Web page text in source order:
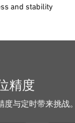
and stability
精度
与定时带来挑战。